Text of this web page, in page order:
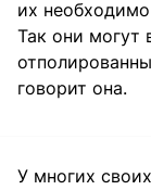
их
Так они могут
говорит она.
У многих